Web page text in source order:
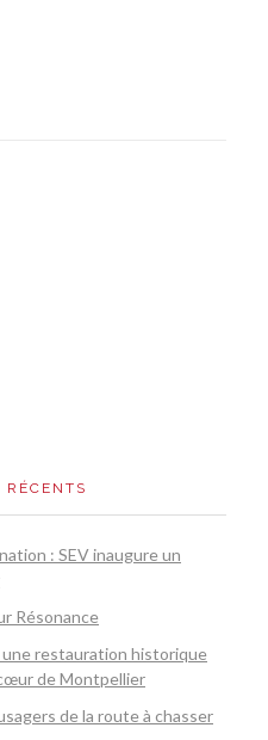
: SEV inaugure un
Résonance
restauration historique
de Montpellier
de la route à chasser